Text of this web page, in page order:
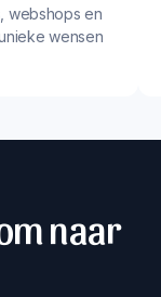
webshops en
wensen
naar